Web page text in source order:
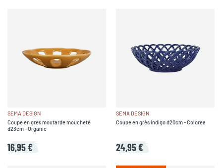
SEMA DESIGN
Coupe en grès moutarde moucheté
d23cm - Organic
16,95 €
SEMA DESIGN
Coupe en grès indigo d20cm - Colorea
24,95 €